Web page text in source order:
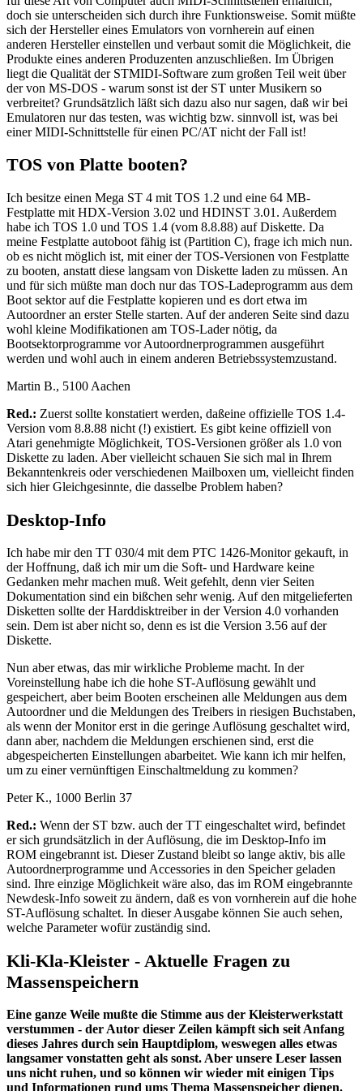
doch sie unterscheiden sich durch ihre Funktionsweise. Somit müßte
sich der Hersteller eines Emulators von vornherein auf einen
anderen Hersteller einstellen und verbaut somit die Möglichkeit, die
Produkte eines anderen Produzenten anzuschließen. Im Übrigen
liegt die Qualität der STMIDI-Software zum großen Teil weit über
der von MS-DOS - warum sonst ist der ST unter Musikern so
verbreitet? Grundsätzlich läßt sich dazu also nur sagen, daß wir bei
Emulatoren nur das testen, was wichtig bzw. sinnvoll ist, was bei
einer MIDI-Schnittstelle für einen PC/AT nicht der Fall ist!
TOS von Platte booten?
Ich besitze einen Mega ST 4 mit TOS 1.2 und eine 64 MB-
Festplatte mit HDX-Version 3.02 und HDINST 3.01. Außerdem
habe ich TOS 1.0 und TOS 1.4 (vom 8.8.88) auf Diskette. Da
meine Festplatte autoboot fähig ist (Partition C), frage ich mich nun.
ob es nicht möglich ist, mit einer der TOS-Versionen von Festplatte
zu booten, anstatt diese langsam von Diskette laden zu müssen. An
und für sich müßte man doch nur das TOS-Ladeprogramm aus dem
Boot sektor auf die Festplatte kopieren und es dort etwa im
Autoordner an erster Stelle starten. Auf der anderen Seite sind dazu
wohl kleine Modifikationen am TOS-Lader nötig, da
Bootsektorprogramme vor Autoordnerprogrammen ausgeführt
werden und wohl auch in einem anderen Betriebssystemzustand.
Martin B., 5100 Aachen
Red.: Zuerst sollte konstatiert werden, daßeine offizielle TOS 1.4-
Version vom 8.8.88 nicht (!) existiert. Es gibt keine offiziell von
Atari genehmigte Möglichkeit, TOS-Versionen größer als 1.0 von
Diskette zu laden. Aber vielleicht schauen Sie sich mal in Ihrem
Bekanntenkreis oder verschiedenen Mailboxen um, vielleicht finden
sich hier Gleichgesinnte, die dasselbe Problem haben?
Desktop-Info
Ich habe mir den TT 030/4 mit dem PTC 1426-Monitor gekauft, in
der Hoffnung, daß ich mir um die Soft- und Hardware keine
Gedanken mehr machen muß. Weit gefehlt, denn vier Seiten
Dokumentation sind ein bißchen sehr wenig. Auf den mitgelieferten
Disketten sollte der Harddisktreiber in der Version 4.0 vorhanden
sein. Dem ist aber nicht so, denn es ist die Version 3.56 auf der
Diskette.
Nun aber etwas, das mir wirkliche Probleme macht. In der
Voreinstellung habe ich die hohe ST-Auflösung gewählt und
gespeichert, aber beim Booten erscheinen alle Meldungen aus dem
Autoordner und die Meldungen des Treibers in riesigen Buchstaben,
als wenn der Monitor erst in die geringe Auflösung geschaltet wird,
dann aber, nachdem die Meldungen erschienen sind, erst die
abgespeicherten Einstellungen abarbeitet. Wie kann ich mir helfen,
um zu einer vernünftigen Einschaltmeldung zu kommen?
Peter K., 1000 Berlin 37
Red.: Wenn der ST bzw. auch der TT eingeschaltet wird, befindet
er sich grundsätzlich in der Auflösung, die im Desktop-Info im
ROM eingebrannt ist. Dieser Zustand bleibt so lange aktiv, bis alle
Autoordnerprogramme und Accessories in den Speicher geladen
sind. Ihre einzige Möglichkeit wäre also, das im ROM eingebrannte
Newdesk-Info soweit zu ändern, daß es von vornherein auf die hohe
ST-Auflösung schaltet. In dieser Ausgabe können Sie auch sehen,
welche Parameter wofür zuständig sind.
Kli-Kla-Kleister - Aktuelle Fragen zu
Massenspeichern
Eine ganze Weile mußte die Stimme aus der Kleisterwerkstatt
verstummen - der Autor dieser Zeilen kämpft sich seit Anfang
dieses Jahres durch sein Hauptdiplom, weswegen alles etwas
langsamer vonstatten geht als sonst. Aber unsere Leser lassen
uns nicht ruhen, und so können wir wieder mit einigen Tips
und Informationen rund ums Thema Massenspeicher dienen.